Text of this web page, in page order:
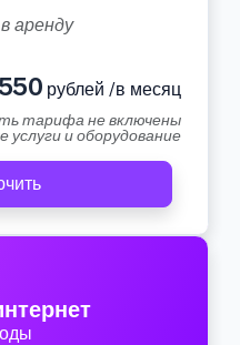
аренду
рублей /в месяц
тарифа не включены
услуги и оборудование